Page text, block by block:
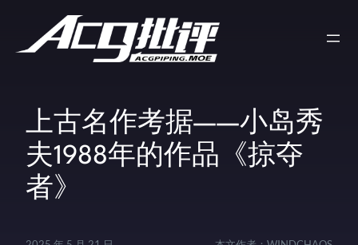
上古名作考据——小岛秀
夫1988年的作品《掠夺
者》